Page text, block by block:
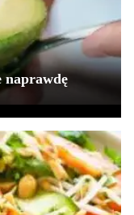
naprawdę